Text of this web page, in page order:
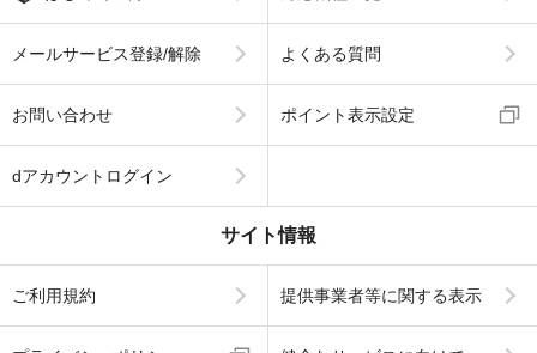
メールサービス登録/解除 よくある質問
お問い合わせ ポイント表示設定
dアカウントログイン
サイト情報
ご利用規約 提供事業者等に関する表示